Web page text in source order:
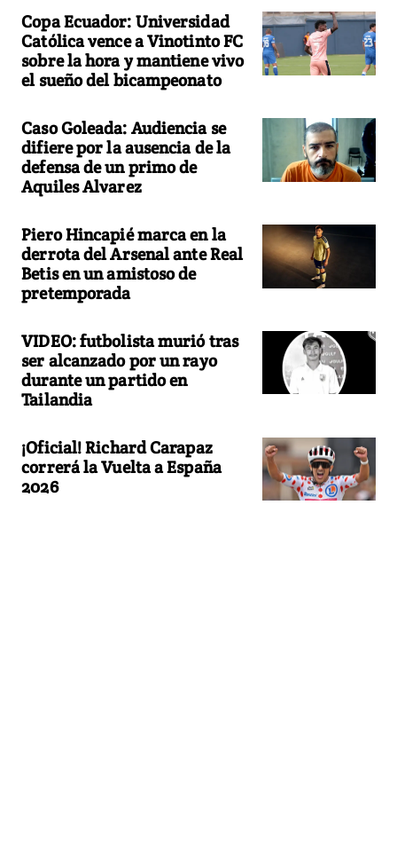
Copa Ecuador: Universidad
Católica vence a Vinotinto FC
sobre la hora y mantiene vivo
el sueño del bicampeonato
Caso Goleada: Audiencia se
difiere por la ausencia de la
defensa de un primo de
Aquiles Alvarez
Piero Hincapié marca en la
derrota del Arsenal ante Real
Betis en un amistoso de
pretemporada
VIDEO: futbolista murió tras
ser alcanzado por un rayo
durante un partido en
Tailandia
¡Oficial! Richard Carapaz
correrá la Vuelta a España
2026